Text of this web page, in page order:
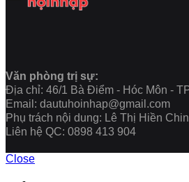
Văn phòng trị sự:
Địa chỉ: 46/1 Bà Điểm - Hóc Môn -
Email: dautuhoinhap@gmail.com
Phụ trách nội dung: Lê Thị Hiền
Liên hệ QC: 0898 413 904
Close